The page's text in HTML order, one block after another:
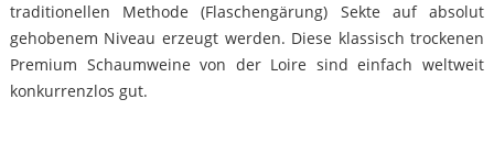
traditionellen Methode (Flaschengärung) Sekte auf absolut
gehobenem Niveau erzeugt werden. Diese klassisch trockenen
Premium Schaumweine von der Loire sind einfach weltweit
konkurrenzlos gut.